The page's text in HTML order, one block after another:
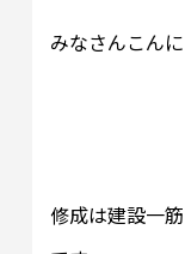
みなさんこん
修成は建設一